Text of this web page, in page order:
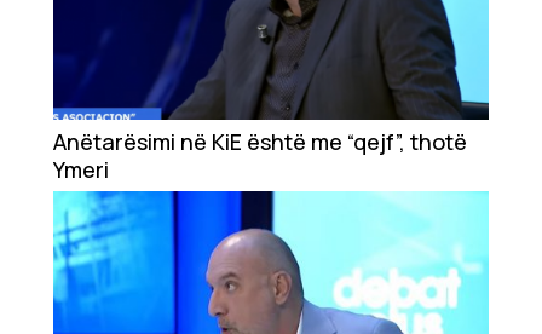
Anëtarësimi në KiE është me “qejf”, thotë
Ymeri